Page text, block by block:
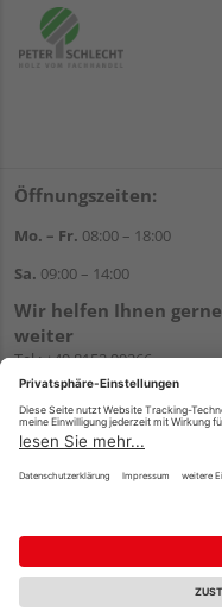
Öffnungszeiten:
Mo. – Fr. 08:00 – 18:00
Sa. 09:00 – 14:00
Wir helfen Ihnen gerne
weiter
Tel.:+49 8152 99266
E-Mail:shop@schlecht.de
Impressum AGB
Reservierungsbedingungen